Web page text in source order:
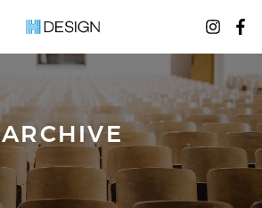
ARCHIVE